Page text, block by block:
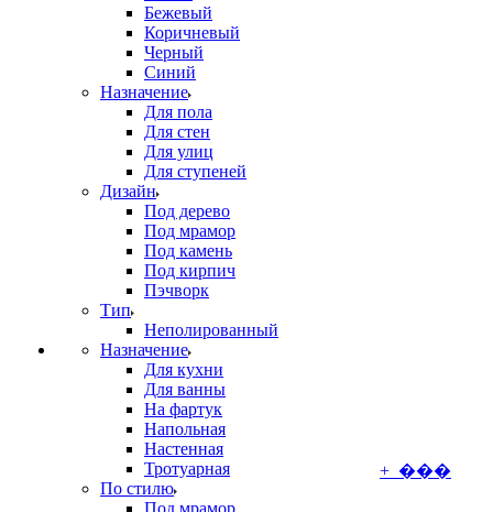
Бежевый
Коричневый
Черный
Синий
Назначение
Для пола
Для стен
Для улиц
Для ступеней
Дизайн
Под дерево
Под мрамор
Под камень
Под кирпич
Пэчворк
Тип
Неполированный
Назначение
Для кухни
Для ванны
На фартук
Напольная
Настенная
Тротуарная
По стилю
+ ���